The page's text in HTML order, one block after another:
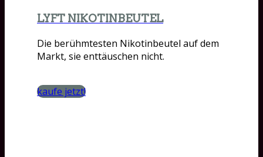
LYFT NIKOTINBEUTEL
Die berühmtesten Nikotinbeutel auf dem
Markt, sie enttäuschen nicht.
kaufe jetzt!